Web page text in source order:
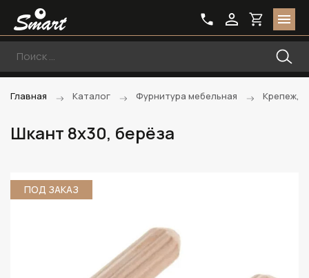
Главная Каталог Фурнитура мебельная Крепеж,
Шкант 8х30, берёза
ПОД ЗАКАЗ